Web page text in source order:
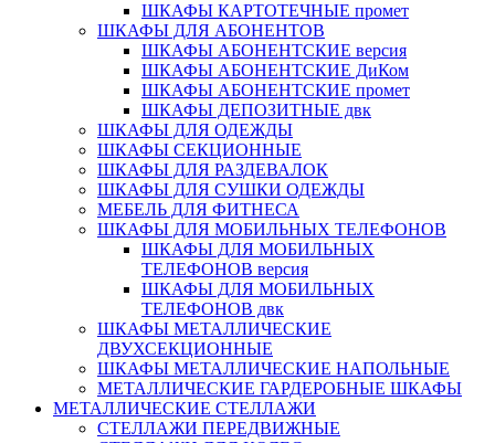
ШКАФЫ КАРТОТЕЧНЫЕ промет
ШКАФЫ ДЛЯ АБОНЕНТОВ
ШКАФЫ АБОНЕНТСКИЕ версия
ШКАФЫ АБОНЕНТСКИЕ ДиКом
ШКАФЫ АБОНЕНТСКИЕ промет
ШКАФЫ ДЕПОЗИТНЫЕ двк
ШКАФЫ ДЛЯ ОДЕЖДЫ
ШКАФЫ СЕКЦИОННЫЕ
ШКАФЫ ДЛЯ РАЗДЕВАЛОК
ШКАФЫ ДЛЯ СУШКИ ОДЕЖДЫ
МЕБЕЛЬ ДЛЯ ФИТНЕСА
ШКАФЫ ДЛЯ МОБИЛЬНЫХ ТЕЛЕФОНОВ
ШКАФЫ ДЛЯ МОБИЛЬНЫХ
ТЕЛЕФОНОВ версия
ШКАФЫ ДЛЯ МОБИЛЬНЫХ
ТЕЛЕФОНОВ двк
ШКАФЫ МЕТАЛЛИЧЕСКИЕ
ДВУХСЕКЦИОННЫЕ
ШКАФЫ МЕТАЛЛИЧЕСКИЕ НАПОЛЬНЫЕ
МЕТАЛЛИЧЕСКИЕ ГАРДЕРОБНЫЕ ШКАФЫ
МЕТАЛЛИЧЕСКИЕ СТЕЛЛАЖИ
СТЕЛЛАЖИ ПЕРЕДВИЖНЫЕ